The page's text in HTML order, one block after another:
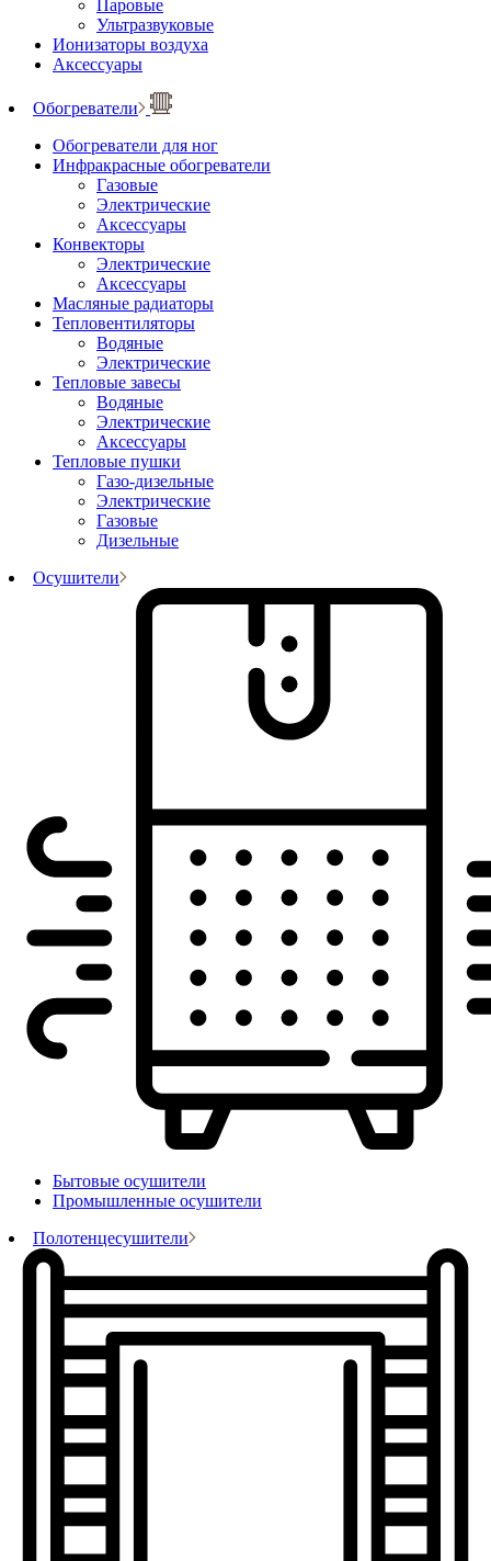
Паровые
Ультразвуковые
Ионизаторы воздуха
Аксессуары
Обогреватели
Обогреватели для ног
Инфракрасные обогреватели
Газовые
Электрические
Аксессуары
Конвекторы
Электрические
Аксессуары
Масляные радиаторы
Тепловентиляторы
Водяные
Электрические
Тепловые завесы
Водяные
Электрические
Аксессуары
Тепловые пушки
Газо-дизельные
Электрические
Газовые
Дизельные
Осушители
Бытовые осушители
Промышленные осушители
Полотенцесушители